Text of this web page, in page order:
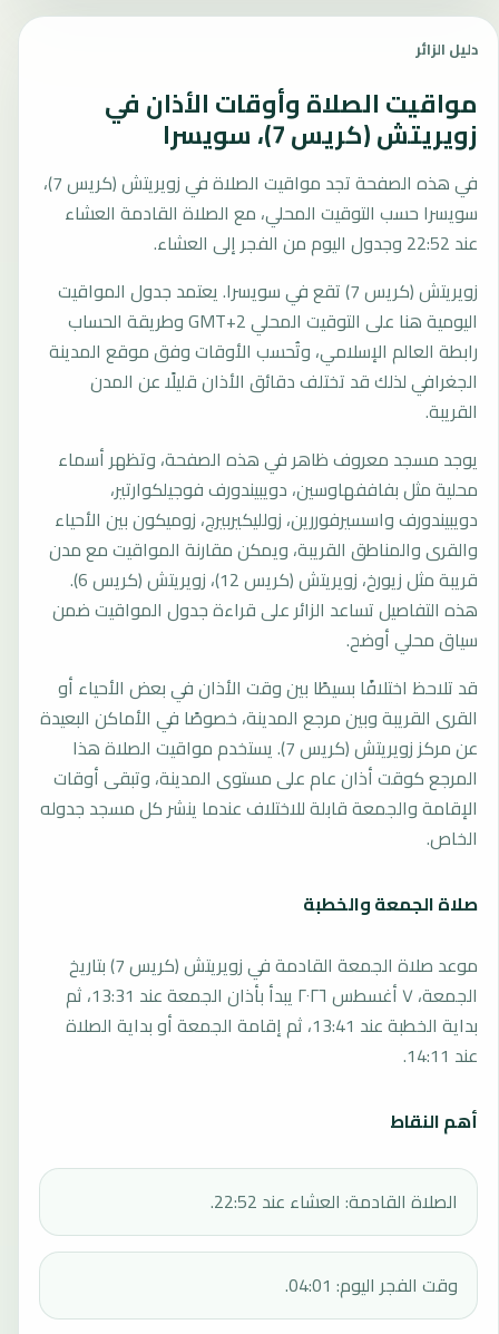
دليل الزائر
مواقيت الصلاة وأوقات الأذان في
زويريتش (كريس 7)، سويسرا
في هذه الصفحة تجد مواقيت الصلاة في زويريتش (كريس 7)،
سويسرا حسب التوقيت المحلي، مع الصلاة القادمة العشاء
عند 22:52 وجدول اليوم من الفجر إلى العشاء.
زويريتش (كريس 7) تقع في سويسرا. يعتمد جدول المواقيت
اليومية هنا على التوقيت المحلي GMT+2 وطريقة الحساب
رابطة العالم الإسلامي، وتُحسب الأوقات وفق موقع المدينة
الجغرافي لذلك قد تختلف دقائق الأذان قليلًا عن المدن
القريبة.
يوجد مسجد معروف ظاهر في هذه الصفحة، وتظهر أسماء
محلية مثل بفاففهاوسين، دويبيندورف فوجيلكوارتير،
دويبيندورف واسسيرفوررين، زولليكيربيرج، زوميكون بين الأحياء
والقرى والمناطق القريبة، ويمكن مقارنة المواقيت مع مدن
قريبة مثل زيورخ، زويريتش (كريس 12)، زويريتش (كريس 6).
هذه التفاصيل تساعد الزائر على قراءة جدول المواقيت ضمن
سياق محلي أوضح.
قد تلاحظ اختلافًا بسيطًا بين وقت الأذان في بعض الأحياء أو
القرى القريبة وبين مرجع المدينة، خصوصًا في الأماكن البعيدة
عن مركز زويريتش (كريس 7). يستخدم مواقيت الصلاة هذا
المرجع كوقت أذان عام على مستوى المدينة، وتبقى أوقات
الإقامة والجمعة قابلة للاختلاف عندما ينشر كل مسجد جدوله
الخاص.
صلاة الجمعة والخطبة
موعد صلاة الجمعة القادمة في زويريتش (كريس 7) بتاريخ
الجمعة، ٧ أغسطس ٢٠٢٦ يبدأ بأذان الجمعة عند 13:31، ثم
بداية الخطبة عند 13:41، ثم إقامة الجمعة أو بداية الصلاة
عند 14:11.
أهم النقاط
الصلاة القادمة: العشاء عند 22:52.
وقت الفجر اليوم: 04:01.